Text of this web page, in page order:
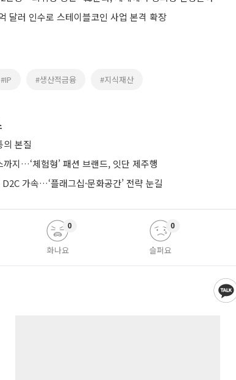
달러 인수로 스테이블코인 사업 본격 확장
#IP #생산적금융 #지식재산
의 본질
지…‘체험형’ 패션 브랜드, 잇단 제주행
가속…‘플래그십·문화공간’ 전략 눈길
화나요
0
슬퍼요
0